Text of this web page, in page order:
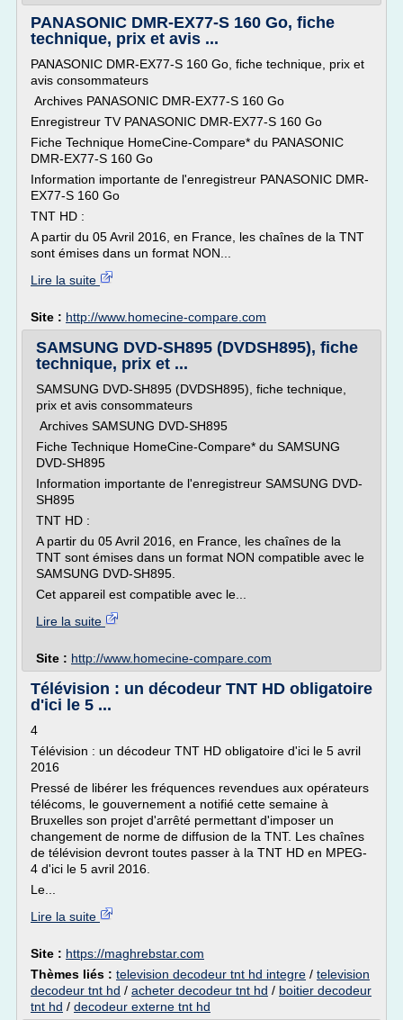
PANASONIC DMR-EX77-S 160 Go, fiche
technique, prix et avis ...
PANASONIC DMR-EX77-S 160 Go, fiche technique, prix et
avis consommateurs
Archives PANASONIC DMR-EX77-S 160 Go
Enregistreur TV PANASONIC DMR-EX77-S 160 Go
Fiche Technique HomeCine-Compare* du PANASONIC
DMR-EX77-S 160 Go
Information importante de l'enregistreur PANASONIC DMR-
EX77-S 160 Go
TNT HD :
A partir du 05 Avril 2016, en France, les chaînes de la TNT
sont émises dans un format NON...
Lire la suite
Site : http://www.homecine-compare.com
SAMSUNG DVD-SH895 (DVDSH895), fiche
technique, prix et ...
SAMSUNG DVD-SH895 (DVDSH895), fiche technique,
prix et avis consommateurs
Archives SAMSUNG DVD-SH895
Fiche Technique HomeCine-Compare* du SAMSUNG
DVD-SH895
Information importante de l'enregistreur SAMSUNG DVD-
SH895
TNT HD :
A partir du 05 Avril 2016, en France, les chaînes de la
TNT sont émises dans un format NON compatible avec le
SAMSUNG DVD-SH895.
Cet appareil est compatible avec le...
Lire la suite
Site : http://www.homecine-compare.com
Télévision : un décodeur TNT HD obligatoire
d'ici le 5 ...
4
Télévision : un décodeur TNT HD obligatoire d'ici le 5 avril
2016
Pressé de libérer les fréquences revendues aux opérateurs
télécoms, le gouvernement a notifié cette semaine à
Bruxelles son projet d'arrêté permettant d'imposer un
changement de norme de diffusion de la TNT. Les chaînes
de télévision devront toutes passer à la TNT HD en MPEG-
4 d'ici le 5 avril 2016.
Le...
Lire la suite
Site : https://maghrebstar.com
Thèmes liés : television decodeur tnt hd integre / television
decodeur tnt hd / acheter decodeur tnt hd / boitier decodeur
tnt hd / decodeur externe tnt hd